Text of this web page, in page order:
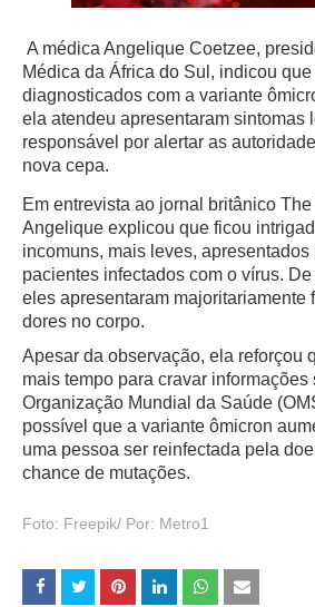
A médica Angelique Coetzee,
Médica da África do Sul, indicou
diagnosticados com a variante
ela atendeu apresentaram sintomas
responsável por alertar as
nova cepa.
Em entrevista ao jornal britânico The
Angelique explicou que ficou
incomuns, mais leves, apresentados
pacientes infectados com o vírus.
eles apresentaram majoritariamente
dores no corpo.
Apesar da observação, ela reforçou
mais tempo para cravar informações
Organização Mundial da Saúde
possível que a variante ômicron
uma pessoa ser reinfectada pela
chance de mutações.
Foto: Freepik/ Por: Metro1